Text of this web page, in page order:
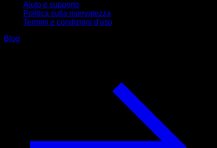
Aiuto e supporto
Politica sulla riservatezza
Termini e condizioni d'uso
Blog